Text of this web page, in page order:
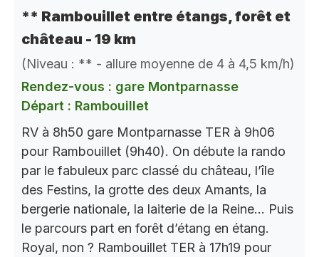
** Rambouillet entre étangs, forêt et
château - 19 km
(Niveau : ** - allure moyenne de 4 à 4,5 km/h)
Rendez-vous : gare Montparnasse
Départ : Rambouillet
RV à 8h50 gare Montparnasse TER à 9h06
pour Rambouillet (9h40). On débute la rando
par le fabuleux parc classé du château, l’île
des Festins, la grotte des deux Amants, la
bergerie nationale, la laiterie de la Reine… Puis
le parcours part en forêt d’étang en étang.
Royal, non ? Rambouillet TER à 17h19 pour